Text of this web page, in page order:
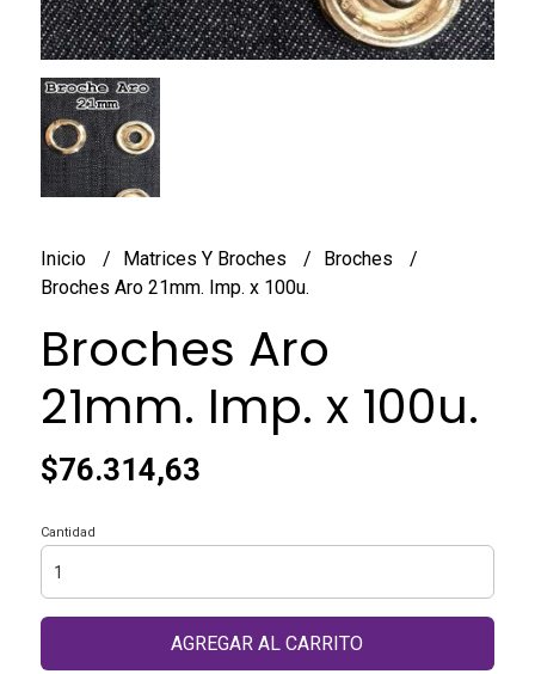
Inicio Matrices Y Broches
Broches
Broches Aro 21mm. Imp. x 100u.
Broches Aro
21mm. Imp. x 100u.
$76.314,63
Cantidad
AGREGAR AL CARRITO